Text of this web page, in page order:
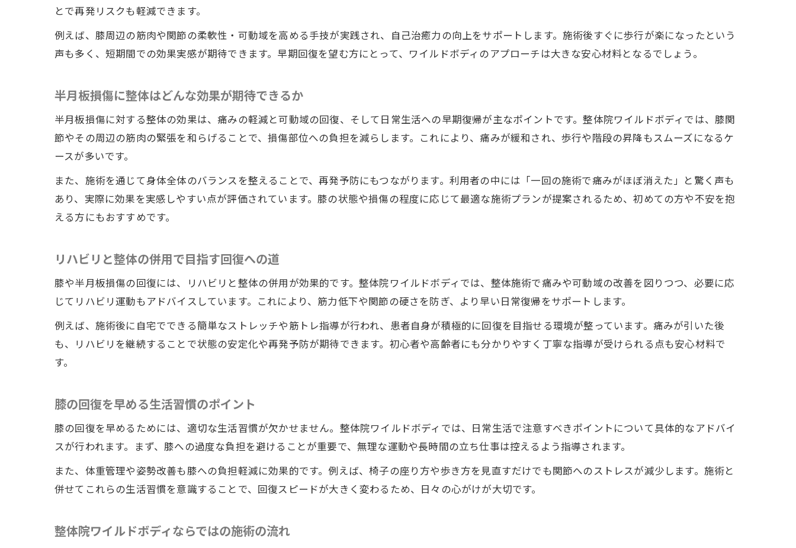
とで再発リスクも軽減できます。
例えば、膝周辺の筋肉や関節の柔軟性・可動域を高める手技が実践され、自己治癒力の向上をサポートします。施術後すぐに歩行が楽になったという
声も多く、短期間での効果実感が期待できます。早期回復を望む方にとって、ワイルドボディのアプローチは大きな安心材料となるでしょう。
半月板損傷に整体はどんな効果が期待できるか
半月板損傷に対する整体の効果は、痛みの軽減と可動域の回復、そして日常生活への早期復帰が主なポイントです。整体院ワイルドボディでは、膝関
節やその周辺の筋肉の緊張を和らげることで、損傷部位への負担を減らします。これにより、痛みが緩和され、歩行や階段の昇降もスムーズになるケ
ースが多いです。
また、施術を通じて身体全体のバランスを整えることで、再発予防にもつながります。利用者の中には「一回の施術で痛みがほぼ消えた」と驚く声も
あり、実際に効果を実感しやすい点が評価されています。膝の状態や損傷の程度に応じて最適な施術プランが提案されるため、初めての方や不安を抱
える方にもおすすめです。
リハビリと整体の併用で目指す回復への道
膝や半月板損傷の回復には、リハビリと整体の併用が効果的です。整体院ワイルドボディでは、整体施術で痛みや可動域の改善を図りつつ、必要に応
じてリハビリ運動もアドバイスしています。これにより、筋力低下や関節の硬さを防ぎ、より早い日常復帰をサポートします。
例えば、施術後に自宅でできる簡単なストレッチや筋トレ指導が行われ、患者自身が積極的に回復を目指せる環境が整っています。痛みが引いた後
も、リハビリを継続することで状態の安定化や再発予防が期待できます。初心者や高齢者にも分かりやすく丁寧な指導が受けられる点も安心材料で
す。
膝の回復を早める生活習慣のポイント
膝の回復を早めるためには、適切な生活習慣が欠かせません。整体院ワイルドボディでは、日常生活で注意すべきポイントについて具体的なアドバイ
スが行われます。まず、膝への過度な負担を避けることが重要で、無理な運動や長時間の立ち仕事は控えるよう指導されます。
また、体重管理や姿勢改善も膝への負担軽減に効果的です。例えば、椅子の座り方や歩き方を見直すだけでも関節へのストレスが減少します。施術と
併せてこれらの生活習慣を意識することで、回復スピードが大きく変わるため、日々の心がけが大切です。
整体院ワイルドボディならではの施術の流れ